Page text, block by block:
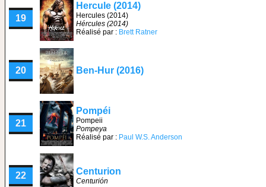
19
Hercule (2014)
Hercules (2014)
Hércules (2014)
Réalisé par : Brett Ratner
20 Ben-Hur (2016)
21
Pompéi
Pompeii
Pompeya
Réalisé par : Paul W.S. Anderson
22 Centurion
Centurión